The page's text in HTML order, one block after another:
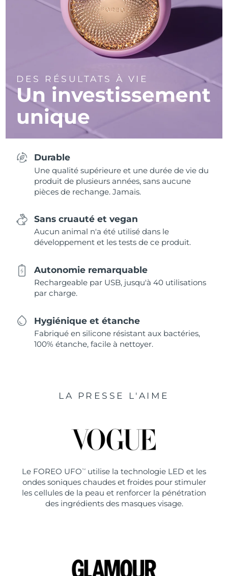
DES RÉSULTATS À VIE
Un investissement
unique
Durable
Une qualité supérieure et une durée de vie du
produit de plusieurs années, sans aucune
pièces de rechange. Jamais.
Sans cruauté et vegan
Aucun animal n'a été utilisé dans le
développement et les tests de ce produit.
Autonomie remarquable
Rechargeable par USB, jusqu'à 40 utilisations
par charge.
Hygiénique et étanche
Fabriqué en silicone résistant aux bactéries,
100% étanche, facile à nettoyer.
LA PRESSE L'AIME
Le FOREO UFO TM
utilise la technologie LED et les
ondes soniques chaudes et froides pour stimuler
les cellules de la peau et renforcer la pénétration
des ingrédients des masques visage.